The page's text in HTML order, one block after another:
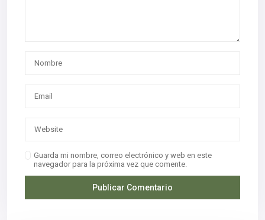
Guarda mi nombre, correo electrónico y web en este
navegador para la próxima vez que comente.